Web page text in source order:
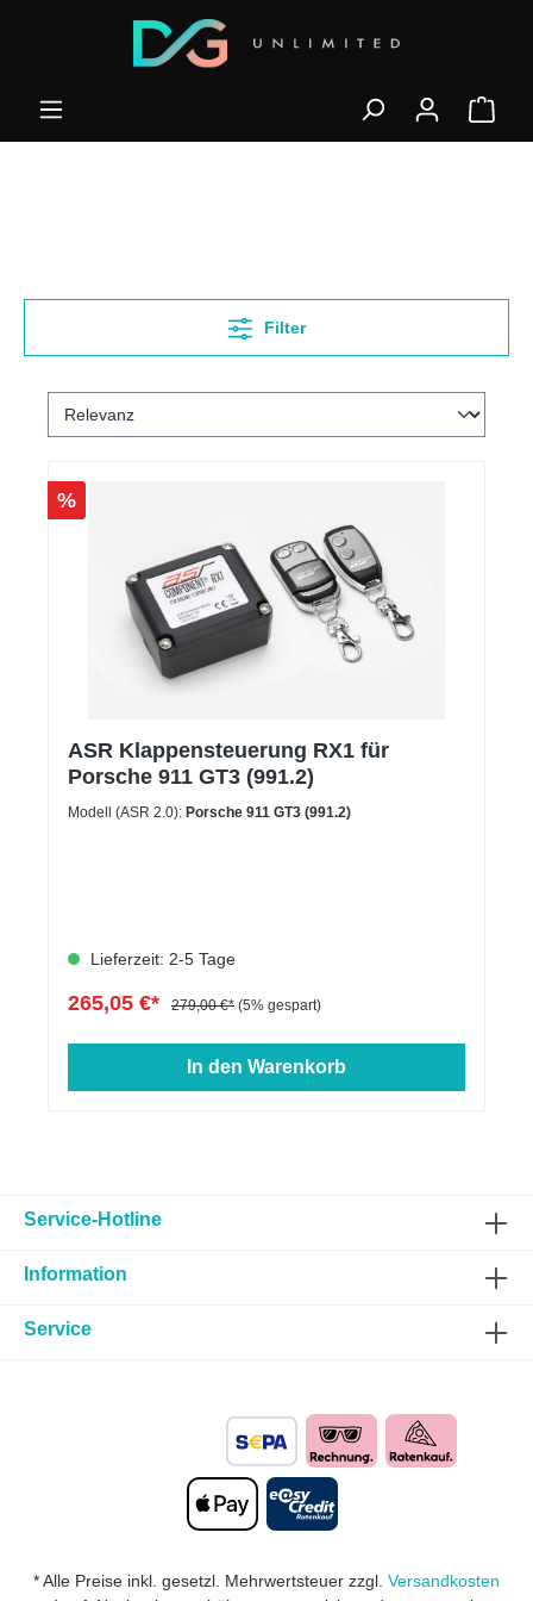
Filter
%
ASR Klappensteuerung RX1 für
Porsche 911 GT3 (991.2)
Modell (ASR 2.0): Porsche 911 GT3 (991.2)
Lieferzeit: 2-5 Tage
265,05 €* 279,00 €* (5% gespart)
In den Warenkorb
Service-Hotline
Information
Service
* Alle Preise inkl. gesetzl. Mehrwertsteuer zzgl. Versandkosten